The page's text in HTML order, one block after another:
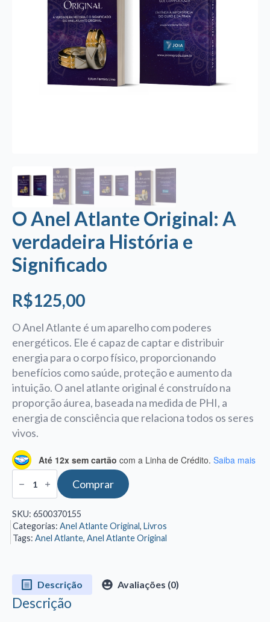
O Anel Atlante Original: A
verdadeira História e
Significado
R$125,00
O Anel Atlante é um aparelho com poderes
energéticos. Ele é capaz de captar e distribuir
energia para o corpo físico, proporcionando
benefícios como saúde, proteção e aumento da
intuição. O anel atlante original é construído na
proporção áurea, baseada na medida de PHI, a
energia de consciência que relaciona todos os seres
vivos.
Até 12x sem cartão com a Linha de Crédito. Saiba mais
O
Anel
Atlante
A
verdadeira
História
quantidade
Comprar
SKU: 6500370155
Categorias: Anel Atlante Original, Livros
Tags: Anel Atlante, Anel Atlante Original
Descrição Avaliações (0)
Descrição